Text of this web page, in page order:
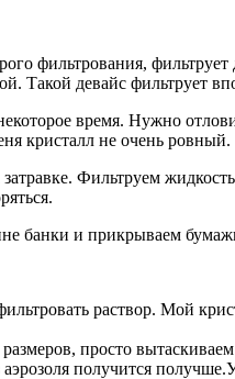
фильтрования,
Такой девайс фильтрует
время. Нужно
кристалл не очень ровный.
Фильтруем
банки и прикрываем
раствор. Мой
просто
получится